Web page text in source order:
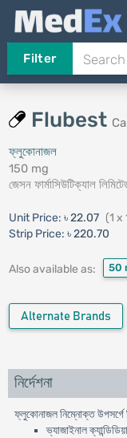
Filter
Flubest
ফ্লুকোনাজল
150 mg
জেসন ফার্মাসিউটিক্যাল
Unit Price: ৳ 22.07 (1 x
Strip Price: ৳ 220.70
Also available as: 50
Alternate Brands
নির্দেশনা
ফ্লুকোনাজল নিম্নোক্ত উপসর্গে
ভ্যাজাইনাল